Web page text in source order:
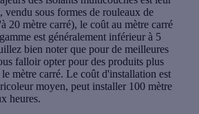
vendu sous formes de rouleaux de
20 mètre carré), le coût au mètre carré
est généralement inférieur à 5
bien noter que pour de meilleures
falloir opter pour des produits plus
mètre carré. Le coût d'installation est
moyen, peut installer 100 mètre
heures.